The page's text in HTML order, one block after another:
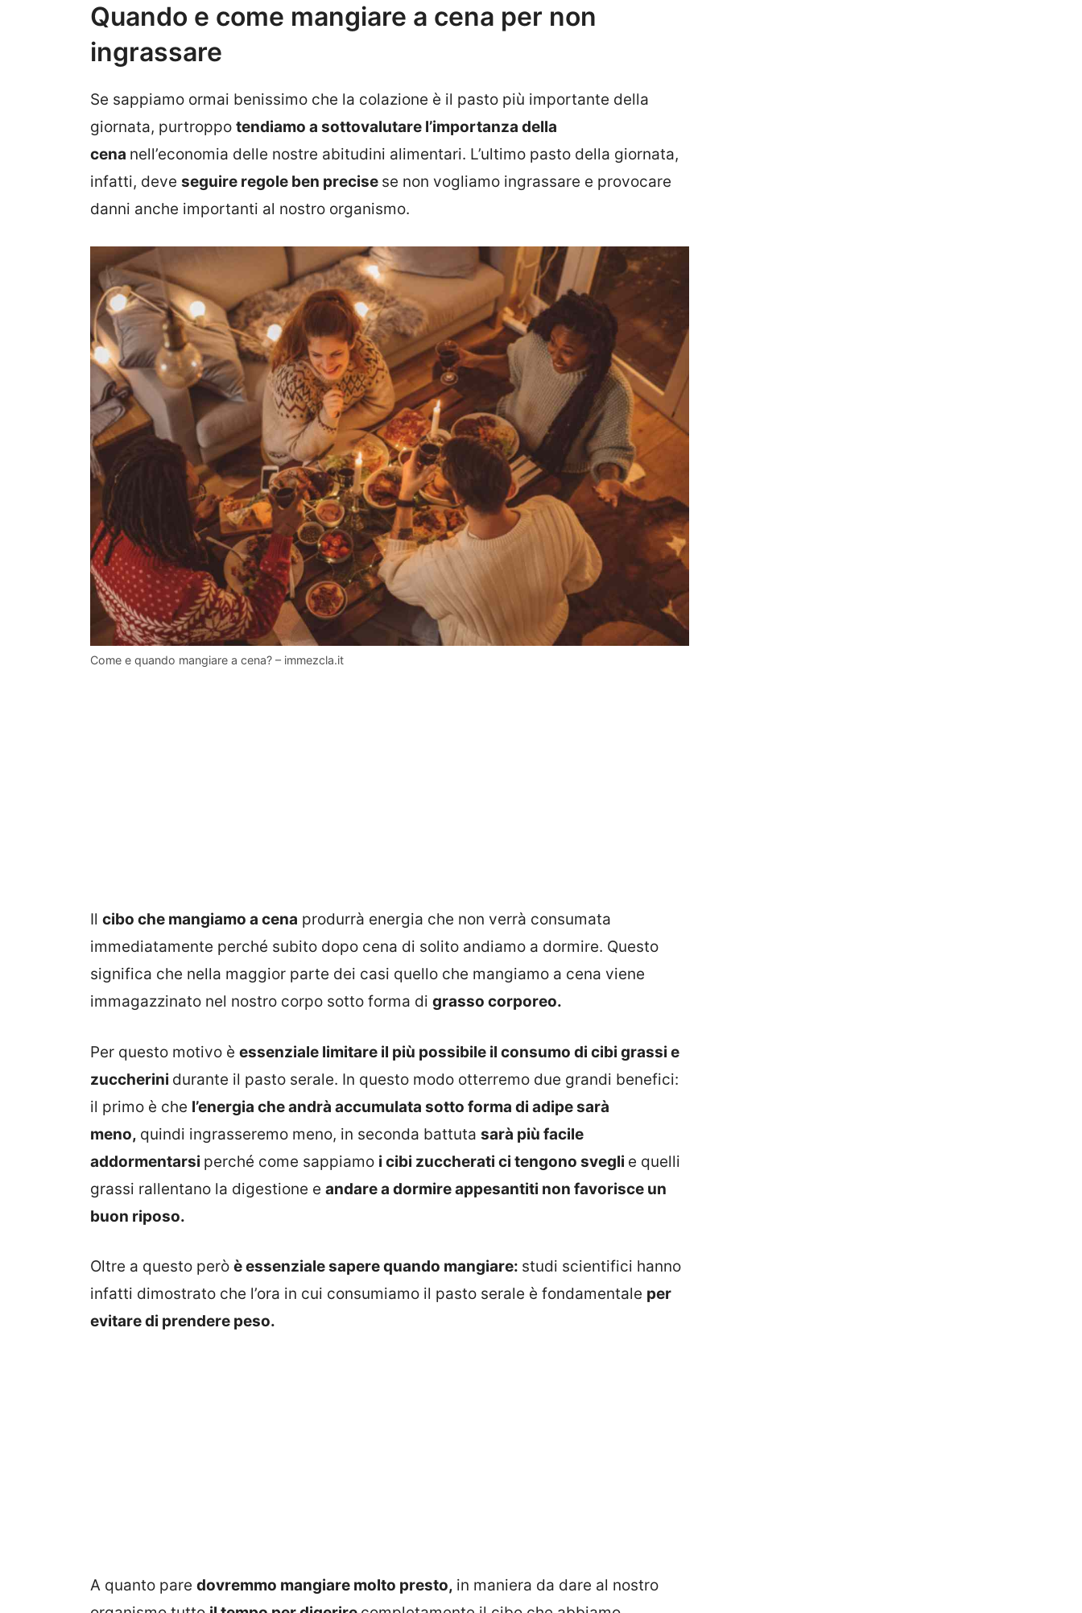
Quando e come mangiare a cena per non
ingrassare
Se sappiamo ormai benissimo che la colazione è il pasto più importante della
giornata, purtroppo tendiamo a sottovalutare l’importanza della
cena nell’economia delle nostre abitudini alimentari. L’ultimo pasto della giornata,
infatti, deve seguire regole ben precise se non vogliamo ingrassare e provocare
danni anche importanti al nostro organismo.
Come e quando mangiare a cena? – immezcla.it
Il cibo che mangiamo a cena produrrà energia che non verrà consumata
immediatamente perché subito dopo cena di solito andiamo a dormire. Questo
significa che nella maggior parte dei casi quello che mangiamo a cena viene
immagazzinato nel nostro corpo sotto forma di grasso corporeo.
Per questo motivo è essenziale limitare il più possibile il consumo di cibi grassi e
zuccherini durante il pasto serale. In questo modo otterremo due grandi benefici:
il primo è che l’energia che andrà accumulata sotto forma di adipe sarà
meno, quindi ingrasseremo meno, in seconda battuta sarà più facile
addormentarsi perché come sappiamo i cibi zuccherati ci tengono svegli e quelli
grassi rallentano la digestione e andare a dormire appesantiti non favorisce un
buon riposo.
Oltre a questo però è essenziale sapere quando mangiare: studi scientifici hanno
infatti dimostrato che l’ora in cui consumiamo il pasto serale è fondamentale per
evitare di prendere peso.
A quanto pare dovremmo mangiare molto presto, in maniera da dare al nostro